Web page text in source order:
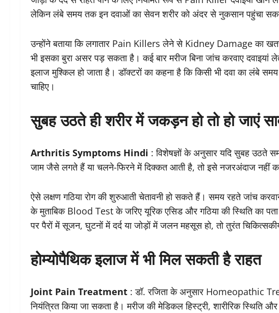
लेकिन लंबे समय तक इन दवाओं का सेवन शरीर को अंदर से नुकसान पहुंचा
उन्होंने बताया कि लगातार Pain Killers लेने से Kidney Damage का
भी इसका बुरा असर पड़ सकता है। कई बार मरीज बिना जांच करवाए दवाइयां
इलाज मुश्किल हो जाता है। डॉक्टरों का कहना है कि किसी भी दवा का लंबे
चाहिए।
सुबह उठते ही शरीर में जकड़न हो तो हो जाएं
Arthritis Symptoms Hindi : विशेषज्ञों के अनुसार यदि सुबह उठते
जाम जैसे लगते हैं या चलने-फिरने में दिक्कत आती है, तो इसे नजरअंदाज नहीं
ऐसे लक्षण गठिया रोग की शुरुआती चेतावनी हो सकते हैं। समय रहते जांच
के मुताबिक Blood Test के जरिए यूरिक एसिड और गठिया की स्थिति का
पर पैरों में सूजन, घुटनों में दर्द या जोड़ों में जलन महसूस हो, तो तुरंत
होम्योपैथिक इलाज में भी मिल सकती है राहत
Joint Pain Treatment : डॉ. रजिता के अनुसार Homeopathic
नियंत्रित किया जा सकता है। मरीज की मेडिकल हिस्ट्री, शारीरिक स्थिति